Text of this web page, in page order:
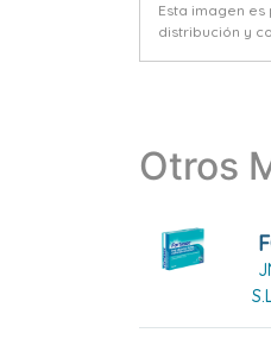
Esta imagen
distribución y
Otros